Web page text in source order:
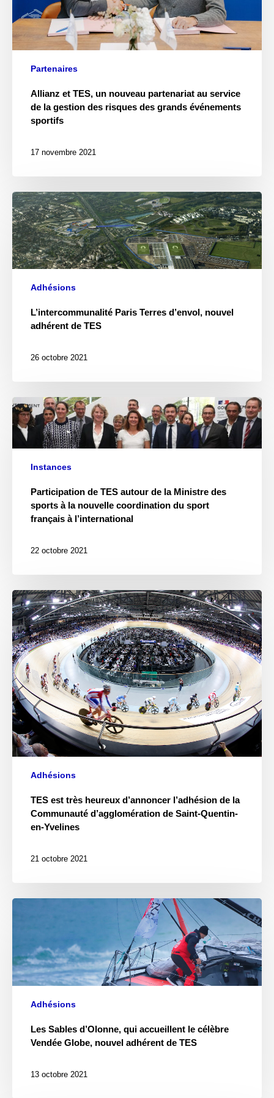
Partenaires
Allianz et TES, un nouveau partenariat au service
de la gestion des risques des grands événements
sportifs
17 novembre 2021
Adhésions
L’intercommunalité Paris Terres d’envol, nouvel
adhérent de TES
26 octobre 2021
Instances
Participation de TES autour de la Ministre des
sports à la nouvelle coordination du sport
français à l’international
22 octobre 2021
Adhésions
TES est très heureux d’annoncer l’adhésion de la
Communauté d’agglomération de Saint-Quentin-
en-Yvelines
21 octobre 2021
Adhésions
Les Sables d’Olonne, qui accueillent le célèbre
Vendée Globe, nouvel adhérent de TES
13 octobre 2021